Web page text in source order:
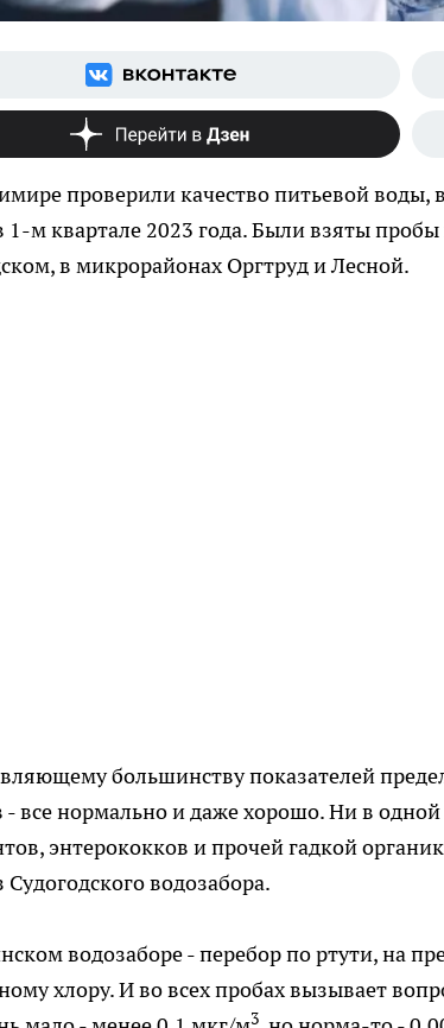
проверили качество питьевой воды,
1-м квартале 2023 года. Были взяты
в микрорайонах Оргтруд и Лесной.
большинству показателей
- все нормально и даже хорошо. Ни в
энтерококков и прочей гадкой
водозабора.
водозаборе - перебор по ртути, на
хлору. И во всех пробах вызывает
3